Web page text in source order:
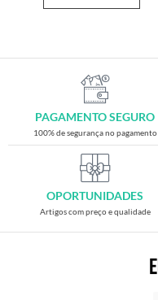
PAGAMENTO SEGURO
100% de segurança no pagamento
OPORTUNIDADES
Artigos com preço e qualidade